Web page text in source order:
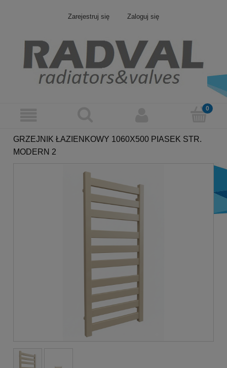
Zarejestruj się Zaloguj się
GRZEJNIK ŁAZIENKOWY 1060X500 PIASEK STR.
MODERN 2